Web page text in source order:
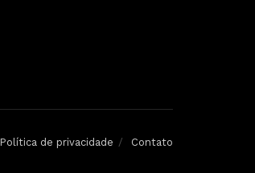
Política de privacidade Contato